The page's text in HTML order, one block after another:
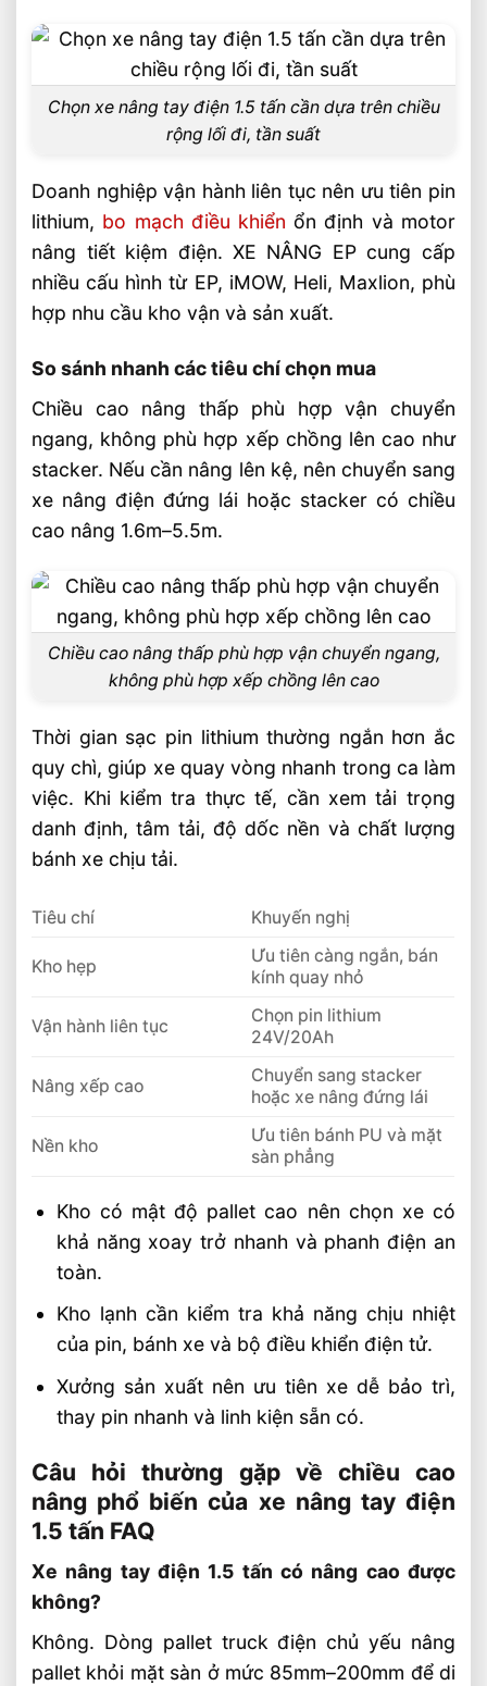
Chọn xe nâng tay điện 1.5 tấn cần dựa trên chiều
rộng lối đi, tần suất
Doanh nghiệp vận hành liên tục nên ưu tiên pin
lithium, bo mạch điều khiển ổn định và motor
nâng tiết kiệm điện. XE NÂNG EP cung cấp
nhiều cấu hình từ EP, iMOW, Heli, Maxlion, phù
hợp nhu cầu kho vận và sản xuất.
So sánh nhanh các tiêu chí chọn mua
Chiều cao nâng thấp phù hợp vận chuyển
ngang, không phù hợp xếp chồng lên cao như
stacker. Nếu cần nâng lên kệ, nên chuyển sang
xe nâng điện đứng lái hoặc stacker có chiều
cao nâng 1.6m–5.5m.
Chiều cao nâng thấp phù hợp vận chuyển ngang,
không phù hợp xếp chồng lên cao
Thời gian sạc pin lithium thường ngắn hơn ắc
quy chì, giúp xe quay vòng nhanh trong ca làm
việc. Khi kiểm tra thực tế, cần xem tải trọng
danh định, tâm tải, độ dốc nền và chất lượng
bánh xe chịu tải.
Tiêu chí Khuyến nghị
Kho hẹp
Ưu tiên càng ngắn, bán
kính quay nhỏ
Vận hành liên tục
Chọn pin lithium
24V/20Ah
Nâng xếp cao
Chuyển sang stacker
hoặc xe nâng đứng lái
Nền kho
Ưu tiên bánh PU và mặt
sàn phẳng
Kho có mật độ pallet cao nên chọn xe có
khả năng xoay trở nhanh và phanh điện an
toàn.
Kho lạnh cần kiểm tra khả năng chịu nhiệt
của pin, bánh xe và bộ điều khiển điện tử.
Xưởng sản xuất nên ưu tiên xe dễ bảo trì,
thay pin nhanh và linh kiện sẵn có.
Câu hỏi thường gặp về chiều cao
nâng phổ biến của xe nâng tay điện
1.5 tấn FAQ
Xe nâng tay điện 1.5 tấn có nâng cao được
không?
Không. Dòng pallet truck điện chủ yếu nâng
pallet khỏi mặt sàn ở mức 85mm–200mm để di